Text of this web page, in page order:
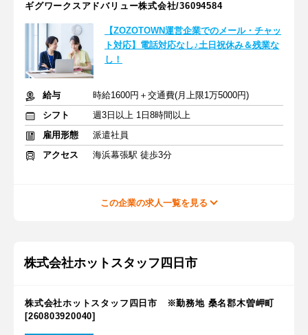
ギグワークスアドバリュー株式会社/36094584
【ZOZOTOWN運営企業でのメール・チャッ
ト対応】電話対応なし♪土日祝休み＆残業な
し！
給与
時給1600円＋交通費(月上限1万5000円)
シフト
週3日以上 1日8時間以上
雇用形態
派遣社員
アクセス
海浜幕張駅 徒歩3分
この企業の求人一覧を見る
株式会社ホットスタッフ四日市
株式会社ホットスタッフ四日市 ※勤務地 桑名郡木曽岬町
[260803920040]